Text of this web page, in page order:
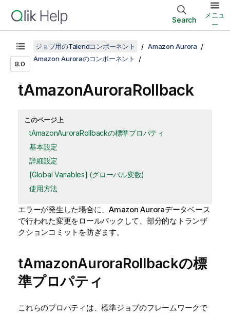
Search
メニュ
ー
8.0
ジョブ用のTalendコンポーネント
Amazon Aurora
Amazon Auroraのコンポーネント
tAmazonAuroraRollback
このページ上
tAmazonAuroraRollbackの標準プロパティ
基本設定
詳細設定
[Global Variables] (グローバル変数)
使用方法
エラーが発生した場合に、Amazon Auroraデータベース
で行われた変更をロールバックして、部分的なトランザ
クションコミットを防ぎます。
tAmazonAuroraRollbackの標
準プロパティ
これらのプロパティは、標準ジョブのフレームワークで